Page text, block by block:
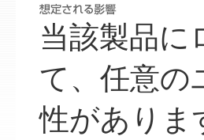
当該製品に
て、任意の
性がありま